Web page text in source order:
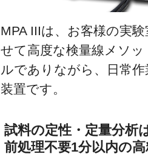
MPA IIIは、お客様の実
せて高度な検量線メソ
ルでありながら、日常
装置です。
試料の定性・定量分析
前処理不要1分以内の